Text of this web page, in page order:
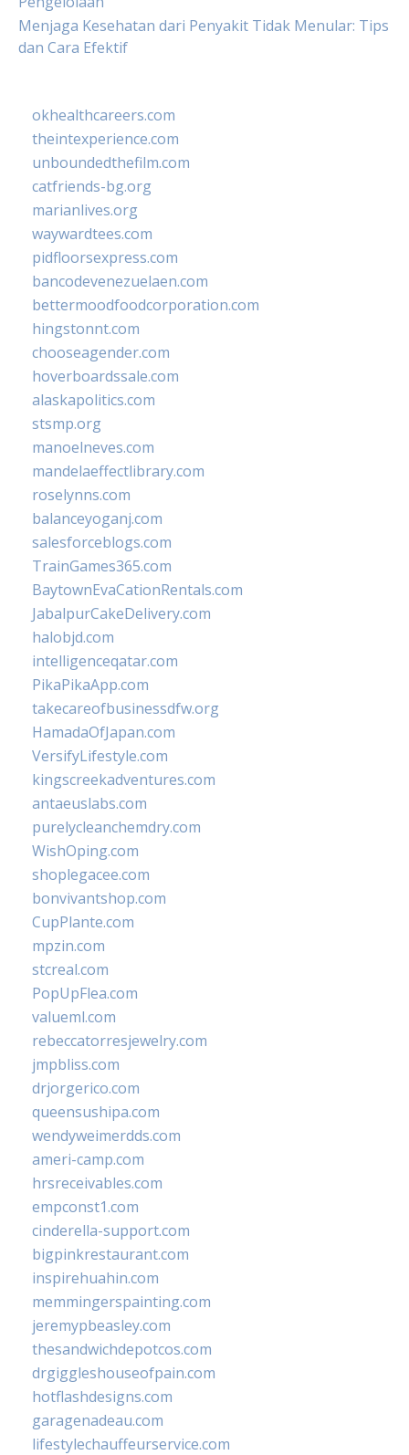
Menjaga Kesehatan dari Penyakit Tidak Menular: Tips
dan Cara Efektif
okhealthcareers.com
theintexperience.com
unboundedthefilm.com
catfriends-bg.org
marianlives.org
waywardtees.com
pidfloorsexpress.com
bancodevenezuelaen.com
bettermoodfoodcorporation.com
hingstonnt.com
chooseagender.com
hoverboardssale.com
alaskapolitics.com
stsmp.org
manoelneves.com
mandelaeffectlibrary.com
roselynns.com
balanceyoganj.com
salesforceblogs.com
TrainGames365.com
BaytownEvaCationRentals.com
JabalpurCakeDelivery.com
halobjd.com
intelligenceqatar.com
PikaPikaApp.com
takecareofbusinessdfw.org
HamadaOfJapan.com
VersifyLifestyle.com
kingscreekadventures.com
antaeuslabs.com
purelycleanchemdry.com
WishOping.com
shoplegacee.com
bonvivantshop.com
CupPlante.com
mpzin.com
stcreal.com
PopUpFlea.com
valueml.com
rebeccatorresjewelry.com
jmpbliss.com
drjorgerico.com
queensushipa.com
wendyweimerdds.com
ameri-camp.com
hrsreceivables.com
empconst1.com
cinderella-support.com
bigpinkrestaurant.com
inspirehuahin.com
memmingerspainting.com
jeremypbeasley.com
thesandwichdepotcos.com
drgiggleshouseofpain.com
hotflashdesigns.com
garagenadeau.com
lifestylechauffeurservice.com